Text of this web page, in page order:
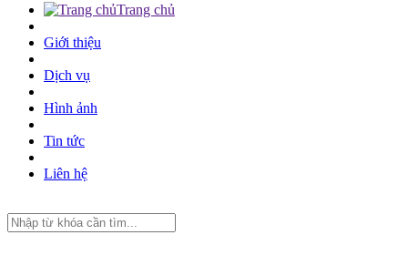
Trang chủ
Giới thiệu
Dịch vụ
Hình ảnh
Tin tức
Liên hệ